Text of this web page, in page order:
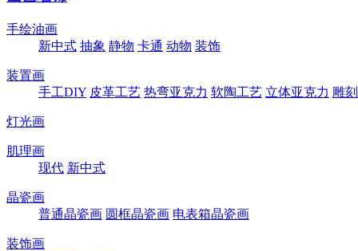
手绘油画
新中式 抽象 静物 卡通 动物 装饰
装置画
手工DIY 皮革工艺 热弯亚克力 软陶工艺 立体亚克力 雕
灯光画
肌理画
现代 新中式
晶瓷画
普通晶瓷画 圆框晶瓷画 电表箱晶瓷画
装饰画